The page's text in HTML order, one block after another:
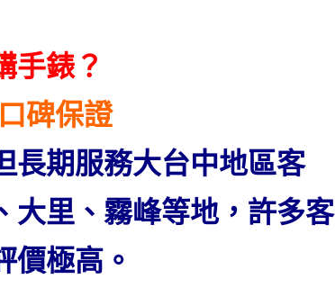
手錶？
碑保證
長期服務大台中地區客
大里、霧峰等地，許多客
價極高。